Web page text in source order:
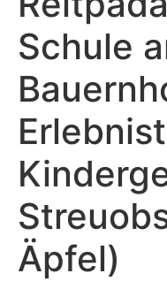
Schule
Äpfel)